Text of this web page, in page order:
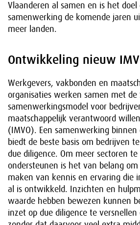
Vlaanderen al samen en is het doel
samenwerking de komende jaren
meer landen.
Ontwikkeling nieuw
Werkgevers, vakbonden en
organisaties werken samen met de
samenwerkingsmodel voor
maatschappelijk verantwoord
(IMVO). Een samenwerking binnen
biedt de beste basis om bedrijven
due diligence. Om meer sectoren
ondersteunen is het van belang
maken van kennis en ervaring die
al is ontwikkeld. Inzichten en
waarde hebben bewezen kunnen
inzet op due diligence te